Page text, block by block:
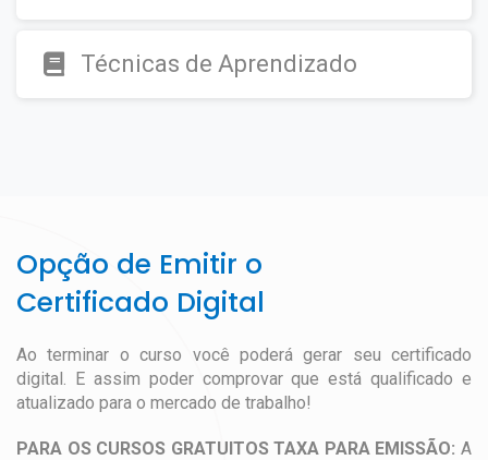
Técnicas de Aprendizado
Opção de Emitir o
Certificado Digital
Ao terminar o curso você poderá gerar seu certificado
digital. E assim poder comprovar que está qualificado e
atualizado para o mercado de trabalho!
PARA OS CURSOS GRATUITOS TAXA PARA EMISSÃO: A